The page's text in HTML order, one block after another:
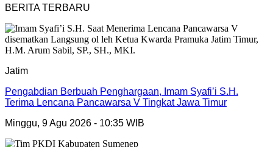
BERITA TERBARU
Jatim
Pengabdian Berbuah Penghargaan, Imam Syafi’i S.H.
Terima Lencana Pancawarsa V Tingkat Jawa Timur
Minggu, 9 Agu 2026 - 10:35 WIB